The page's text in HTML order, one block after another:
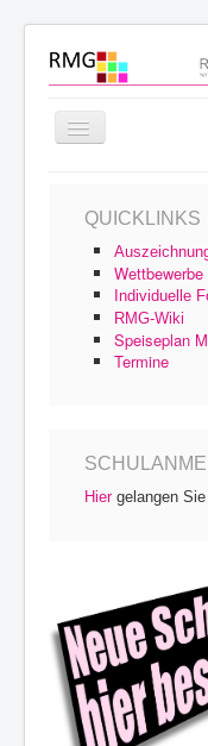
Navigation
an/aus
Schulprofil
Schulfamilie
Unterricht
Schulleben
Die
QUICKLINKS
Individuelle
RMG-Wiki
Speiseplan
Termine
Hiergelangen Sie